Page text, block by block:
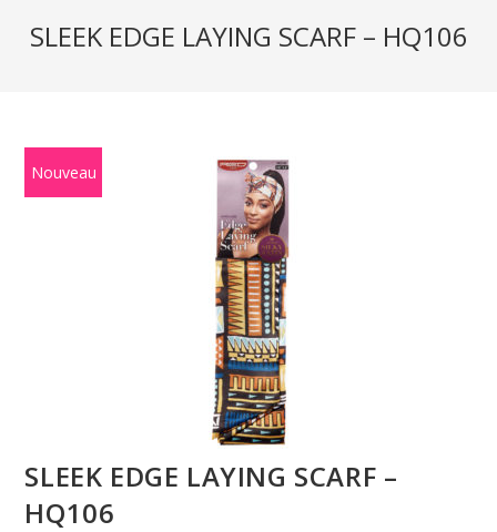
SLEEK EDGE LAYING SCARF – HQ106
Nouveau
SLEEK EDGE LAYING SCARF –
HQ106